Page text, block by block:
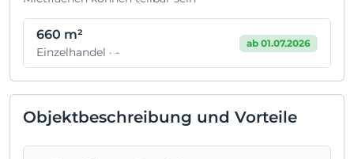
660 m²
Einzelhandel · -
ab 01.07.2026
Objektbeschreibung und Vorteile